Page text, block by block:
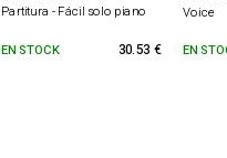
Partitura - Fácil solo piano Voice
EN STOCK 30.53 € EN